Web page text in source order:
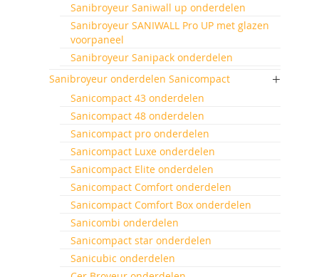
Sanibroyeur Saniwall up onderdelen
Sanibroyeur SANIWALL Pro UP met glazen
voorpaneel
Sanibroyeur Sanipack onderdelen
Sanibroyeur onderdelen Sanicompact
Sanicompact 43 onderdelen
Sanicompact 48 onderdelen
Sanicompact pro onderdelen
Sanicompact Luxe onderdelen
Sanicompact Elite onderdelen
Sanicompact Comfort onderdelen
Sanicompact Comfort Box onderdelen
Sanicombi onderdelen
Sanicompact star onderdelen
Sanicubic onderdelen